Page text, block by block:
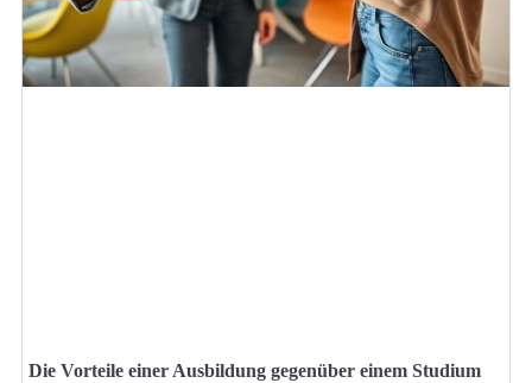
Die Vorteile einer Ausbildung gegenüber einem Studium